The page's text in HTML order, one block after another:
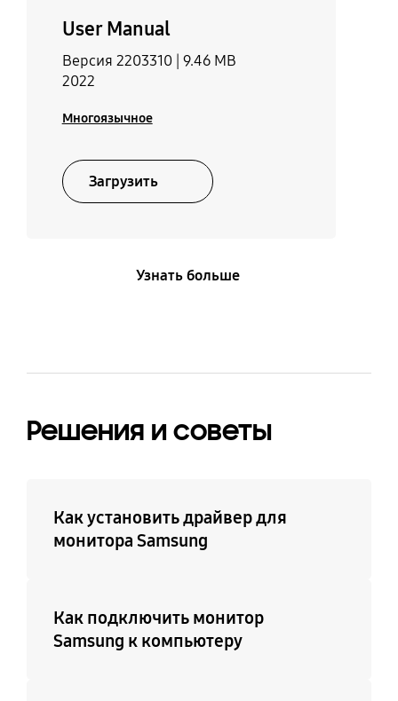
User Manual
Версия 2203310 | 9.46 MB
2022
Многоязычное
Загрузить
Узнать больше
Решения и советы
Как установить драйвер для
монитора Samsung
Как подключить монитор
Samsung к компьютеру